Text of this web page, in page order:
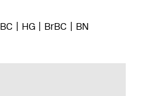
BC HG BrBC BN